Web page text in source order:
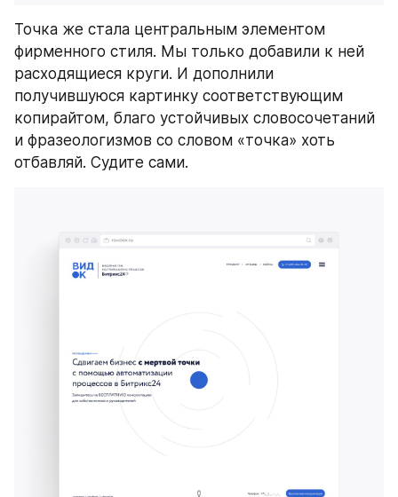
Точка же стала центральным элементом
фирменного стиля. Мы только добавили к ней
расходящиеся круги. И дополнили
получившуюся картинку соответствующим
копирайтом, благо устойчивых словосочетаний
и фразеологизмов со словом «точка» хоть
отбавляй. Судите сами.